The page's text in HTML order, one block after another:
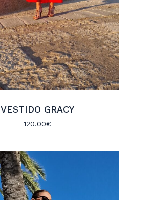
VESTIDO GRACY
120.00€